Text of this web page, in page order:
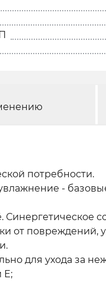
потребности.
-
от повреждений,
для ухода за
Е;